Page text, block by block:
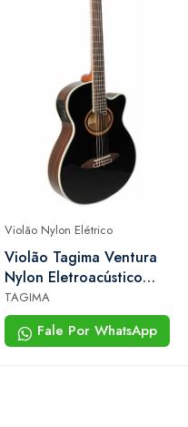
Violão Nylon Elétrico
Violão Tagima Ventura
Nylon Eletroacústico
Preto/natural
TAGIMA
Fale Por WhatsApp